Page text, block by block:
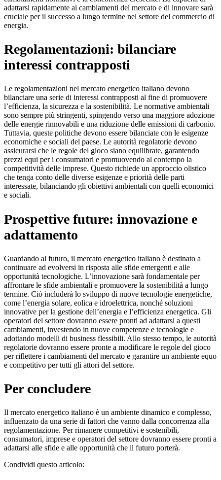
adattarsi rapidamente ai cambiamenti del mercato e di innovare sarà
cruciale per il successo a lungo termine nel settore del commercio di
energia.
Regolamentazioni: bilanciare
interessi contrapposti
Le regolamentazioni nel mercato energetico italiano devono
bilanciare una serie di interessi contrapposti al fine di promuovere
l’efficienza, la sicurezza e la sostenibilità. Le normative ambientali
sono sempre più stringenti, spingendo verso una maggiore adozione
delle energie rinnovabili e una riduzione delle emissioni di carbonio.
Tuttavia, queste politiche devono essere bilanciate con le esigenze
economiche e sociali del paese. Le autorità regolatorie devono
assicurarsi che le regole del gioco siano equilibrate, garantendo
prezzi equi per i consumatori e promuovendo al contempo la
competitività delle imprese. Questo richiede un approccio olistico
che tenga conto delle diverse esigenze e priorità delle parti
interessate, bilanciando gli obiettivi ambientali con quelli economici
e sociali.
Prospettive future: innovazione e
adattamento
Guardando al futuro, il mercato energetico italiano è destinato a
continuare ad evolversi in risposta alle sfide emergenti e alle
opportunità tecnologiche. L’innovazione sarà fondamentale per
affrontare le sfide ambientali e promuovere la sostenibilità a lungo
termine. Ciò includerà lo sviluppo di nuove tecnologie energetiche,
come l’energia solare, eolica e idroelettrica, nonché soluzioni
innovative per la gestione dell’energia e l’efficienza energetica. Gli
operatori del settore dovranno essere pronti ad adattarsi a questi
cambiamenti, investendo in nuove competenze e tecnologie e
adottando modelli di business flessibili. Allo stesso tempo, le autorità
regolatorie dovranno essere pronte a modificare le regole del gioco
per riflettere i cambiamenti del mercato e garantire un ambiente equo
e competitivo per tutti gli attori del settore.
Per concludere
Il mercato energetico italiano è un ambiente dinamico e complesso,
influenzato da una serie di fattori che vanno dalla concorrenza alla
regolamentazione. Per rimanere competitivi e sostenibili,
consumatori, imprese e operatori del settore dovranno essere pronti a
adattarsi alle sfide e alle opportunità che il futuro porterà.
Condividi questo articolo: